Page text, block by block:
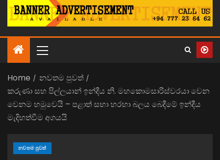
Home
නවතම පුවත්
කරුණා සහ පිල්ලයාන් ඉන්දීය නි. මහකොමසාරිස්වරයා වෙන
වෙනම හමුවෙයි – පළාත් සභා හරහා බලය බෙදීමේ ඉන්දීය
මැදිහත්වීම අගයයි
නවතම පුවත්